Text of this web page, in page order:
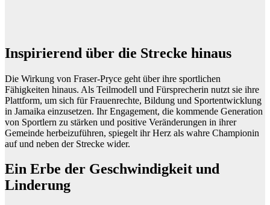
Inspirierend über die Strecke hinaus
Die Wirkung von Fraser-Pryce geht über ihre sportlichen
Fähigkeiten hinaus. Als Teilmodell und Fürsprecherin nutzt sie ihre
Plattform, um sich für Frauenrechte, Bildung und Sportentwicklung
in Jamaika einzusetzen. Ihr Engagement, die kommende Generation
von Sportlern zu stärken und positive Veränderungen in ihrer
Gemeinde herbeizuführen, spiegelt ihr Herz als wahre Championin
auf und neben der Strecke wider.
Ein Erbe der Geschwindigkeit und
Linderung